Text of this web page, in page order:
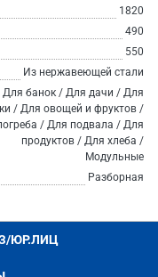
1820
490
550
Из нержавеющей стали
Для банок / Для дачи / Для
/ Для овощей и фруктов /
/ Для подвала / Для
продуктов / Для хлеба /
Модульные
Разборная
ЮР.ЛИЦ